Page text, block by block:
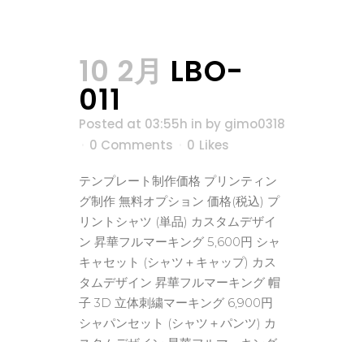
10 2月 LBO-
011
Posted at 03:55h in by gimo0318
0 Comments
0 Likes
テンプレート制作価格 プリンティン
グ制作 無料オプション 価格(税込) プ
リントシャツ (単品) カスタムデザイ
ン 昇華フルマーキング 5,600円 シャ
キャセット (シャツ＋キャップ) カス
タムデザイン 昇華フルマーキング 帽
子 3D 立体刺繍マーキング 6,900円
シャパンセット (シャツ＋パンツ) カ